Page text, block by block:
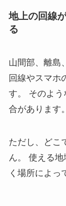
地上の回線
る
山間部、離島
回線やスマホ
す。 そのよ
合があります。
ただし、どこ
ん。 使える
く場所によっ